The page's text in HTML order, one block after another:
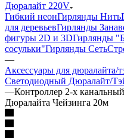
Дюралайт 220V
Гибкий неонГирлянды Нить
для деревьевГирлянды
фигуры 2D и 3DГирлянды
сосульки"Гирлянды Сеть
—
Аксессуары для дюралайта/
Светодиодный Дюралайт/
—Контроллер 2-х
Дюралайта Чейзинга 20м